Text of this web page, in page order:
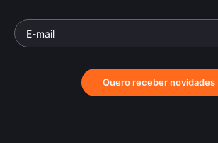
Quero receber novidades